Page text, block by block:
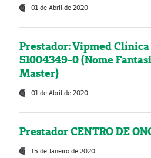
01 de Abril de 2020
Prestador: Vipmed
51004349-0 (Nome
Master)
01 de Abril de 2020
Prestador CENTRO DE
15 de Janeiro de 2020